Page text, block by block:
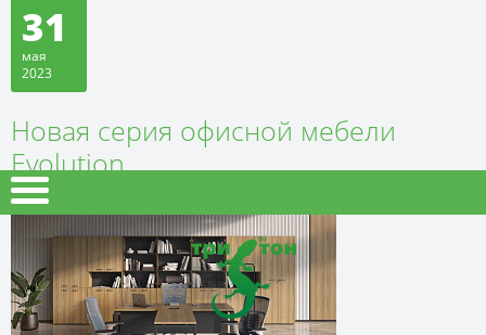
31
мая
2023
Новая серия офисной мебели
Evolution